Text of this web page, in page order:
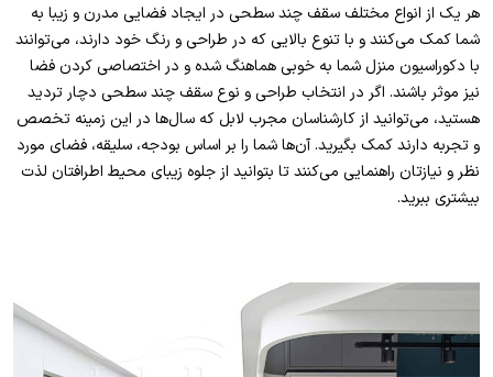
هر یک از انواع مختلف سقف چند سطحی در ایجاد فضایی مدرن و زیبا به
شما کمک می‌کنند و با تنوع بالایی که در طراحی و رنگ خود دارند، می‌توانند
با دکوراسیون منزل شما به خوبی هماهنگ شده و در اختصاصی کردن فضا
نیز موثر باشند. اگر در انتخاب طراحی و نوع سقف چند سطحی دچار تردید
هستید، می‌توانید از کارشناسان مجرب لابل که سال‌ها در این زمینه تخصص
و تجربه دارند کمک بگیرید. آن‌ها شما را بر اساس بودجه، سلیقه، فضای مورد
نظر و نیازتان راهنمایی می‌کنند تا بتوانید از جلوه زیبای محیط اطرافتان لذت
بیشتری ببرید.